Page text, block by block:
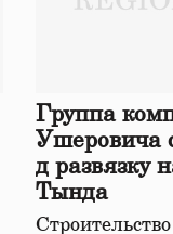
Группа
Ушеровича
д развязку
Тында